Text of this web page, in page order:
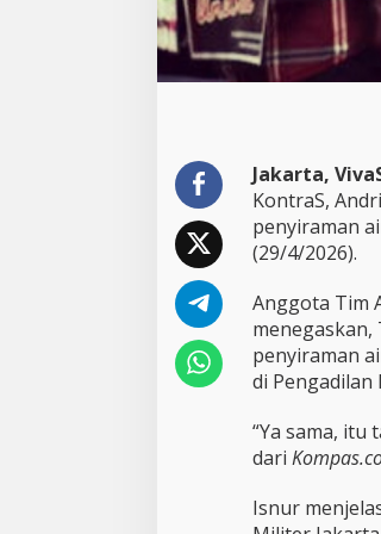
Jakarta,
KontraS,
penyiraman
(29/4/2026).
Anggota Tim
penyiraman
di Pengadilan
“Ya sama, itu
dari
Isnur